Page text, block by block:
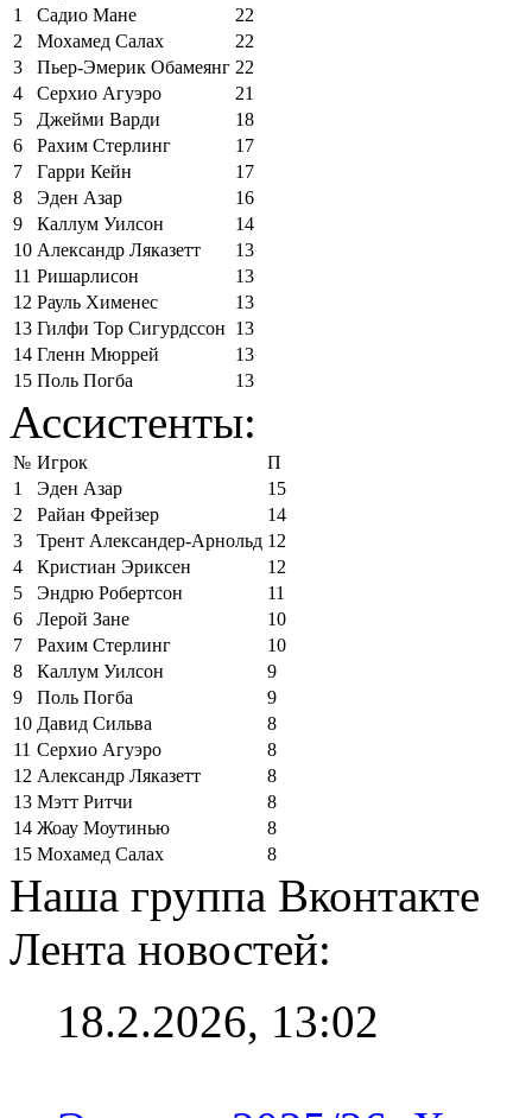
1
Садио Мане
22
2
Мохамед Салах
22
3
Пьер-Эмерик Обамеянг 22
4
Серхио Агуэро
21
5
Джейми Варди
18
6
Рахим Стерлинг
17
7
Гарри Кейн
17
8
Эден Азар
16
9
Каллум Уилсон
14
10 Александр Ляказетт
13
11 Ришарлисон
13
12 Рауль Хименес
13
13 Гилфи Тор Сигурдссон 13
14 Гленн Мюррей
13
15 Поль Погба 13
Ассистенты:
№ Игрок
П
1
Эден Азар
15
2
Райан Фрейзер
14
3
Трент Александер-Арнольд 12
4
Кристиан Эриксен
12
5
Эндрю Робертсон
11
6
Лерой Зане
10
7
Рахим Стерлинг
10
8
Каллум Уилсон
9
9
Поль Погба
9
10 Давид Сильва
8
11 Серхио Агуэро
8
12 Александр Ляказетт
8
13 Мэтт Ритчи
8
14 Жоау Моутинью
8
15 Мохамед Салах 8
Наша группа Вконтакте
Лента новостей:
18.2.2026, 13:02